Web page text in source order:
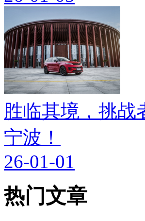
胜临其境，挑战
宁波！
26-01-01
热门文章